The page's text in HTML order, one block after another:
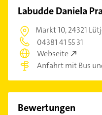
Labudde Daniela
Markt 10,24321
04381 41 55 31
Webseite
Anfahrt mit Bus
Bewertungen